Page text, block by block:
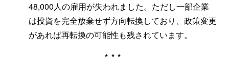
48,000人の雇用が失われました。ただし一部企業
は投資を完全放棄せず方向転換しており、政策変更
があれば再転換の可能性も残されています。
***